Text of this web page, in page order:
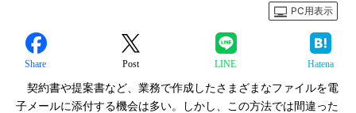
PC用表示
Share Post LINE Hatena
契約書や提案書など、業務で作成したさまざまなファイルを電
子メールに添付する機会は多い。しかし、この方法では間違った